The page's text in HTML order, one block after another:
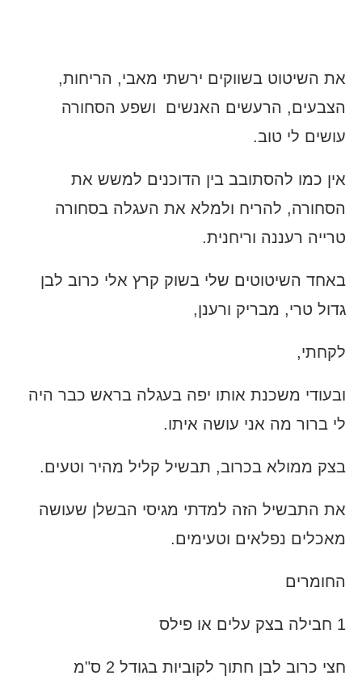
את השיטוט בשווקים ירשתי מאבי, הריחות,
הצבעים, הרעשים האנשים ושפע הסחורה
עושים לי טוב.
אין כמו להסתובב בין הדוכנים למשש את
הסחורה, להריח ולמלא את העגלה בסחורה
טרייה רעננה וריחנית.
באחד השיטוטים שלי בשוק קרץ אלי כרוב לבן
גדול טרי, מבריק ורענן,
לקחתי,
ובעודי משכנת אותו יפה בעגלה בראש כבר היה
לי ברור מה אני עושה איתו.
בצק ממולא בכרוב, תבשיל קליל מהיר וטעים.
את התבשיל הזה למדתי מגיסי הבשלן שעושה
מאכלים נפלאים וטעימים.
החומרים
1 חבילה בצק עלים או פילס
חצי כרוב לבן חתוך לקוביות בגודל 2 ס"מ